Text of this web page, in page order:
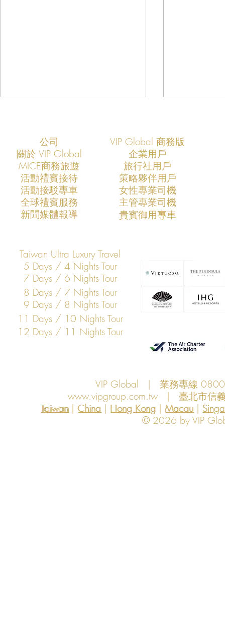
VIP Global成功支援COMPUTEX
2026全球AI產業領袖訪台專案
打造亞洲科技展會商務移動與
VIP Global成
2025全球AI
公司
VIP Global 商務版
關於 VIP Global
企業用戶
​MICE商務旅遊
旅行社用戶
​活動禮賓接待
策略夥伴用戶
活動接駁專車
​全球禮賓服務
​新聞媒體報導
​女性專業司機
​主管專業司機
​貴賓御用專車
Taiwan Ultra Luxury Travel
5 Days / 4 Nights Tour
7 Days / 6 Nights Tour
8 Days / 7 Nights Tour
9 Days / 8 Nights Tour
11 Days / 10 Nights Tour
12 Days / 11 Nights Tour
VIP Global | 業務專線
www.vipgroup.com.tw | 臺北市信
Taiwan | China | Hong Kong | Macau |
Hong Kong
China Macau
Taiwan
© 2026 by VIP